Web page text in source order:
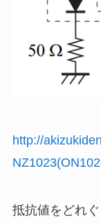
http://
抵抗値をどれ